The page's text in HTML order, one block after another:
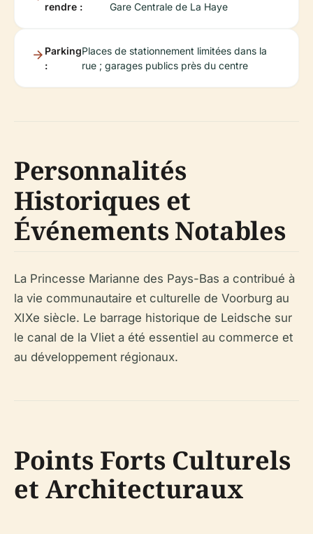
rendre :
Gare Centrale de La Haye
Parking
:
Places de stationnement limitées dans la
rue ; garages publics près du centre
Personnalités
Historiques et
Événements Notables
La Princesse Marianne des Pays-Bas a contribué à
la vie communautaire et culturelle de Voorburg au
XIXe siècle. Le barrage historique de Leidsche sur
le canal de la Vliet a été essentiel au commerce et
au développement régionaux.
Points Forts Culturels
et Architecturaux